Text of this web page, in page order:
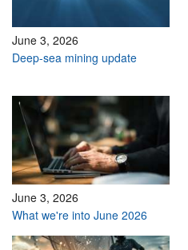
June 3, 2026
Deep-sea mining update
June 3, 2026
What we're into June 2026